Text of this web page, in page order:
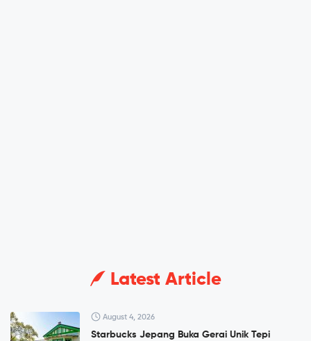
Latest Article
August 4, 2026
Starbucks Jepang Buka Gerai Unik Tepi